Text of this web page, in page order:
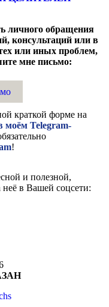
личного обращения
консультаций или в
или иных проблем,
мне письмо:
краткой форме на
моём Telegram-
!
и полезной,
неё в Вашей соцсети: